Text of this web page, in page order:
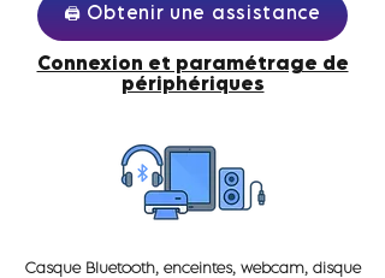
🖨️ Obtenir une assistance
Connexion et paramétrage de
périphériques
Casque Bluetooth, enceintes, webcam, disque